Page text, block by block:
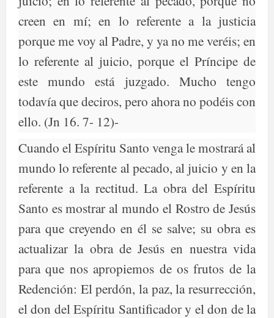
creen en mí; en lo referente a la justicia
porque me voy al Padre, y ya no me veréis; en
lo referente al juicio, porque el Príncipe de
este mundo está juzgado. Mucho tengo
todavía que deciros, pero ahora no podéis con
ello. (Jn 16. 7- 12)-
Cuando el Espíritu Santo venga le mostrará al
mundo lo referente al pecado, al juicio y en la
referente a la rectitud. La obra del Espíritu
Santo es mostrar al mundo el Rostro de Jesús
para que creyendo en él se salve; su obra es
actualizar la obra de Jesús en nuestra vida
para que nos apropiemos de os frutos de la
Redención: El perdón, la paz, la resurrección,
el don del Espíritu Santificador y el don de la